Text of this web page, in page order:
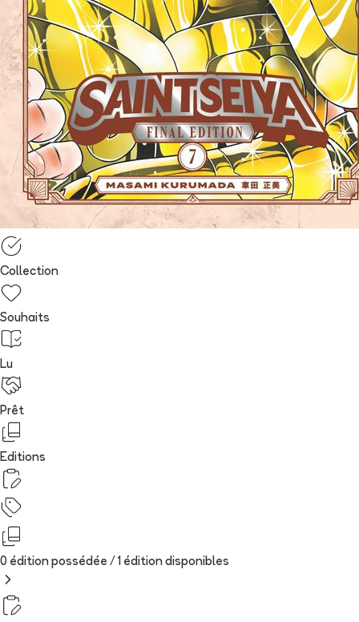
Collection
Souhaits
Lu
Prêt
Editions
0 édition possédée / 1 édition disponibles